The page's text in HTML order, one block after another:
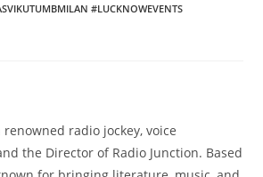
#LUCKNOWEVENTS
renowned radio jockey, voice
the Director of Radio Junction. Based